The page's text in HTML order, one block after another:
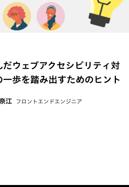
だウェブアクセシビリティ対
歩を踏み出すためのヒント
江 フロントエンドエンジニア